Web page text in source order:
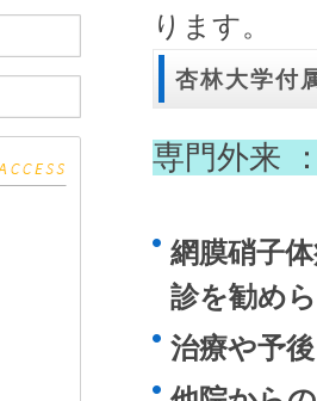
ります。
杏林大学
専門外来
網膜硝子
診を勧め
治療や予